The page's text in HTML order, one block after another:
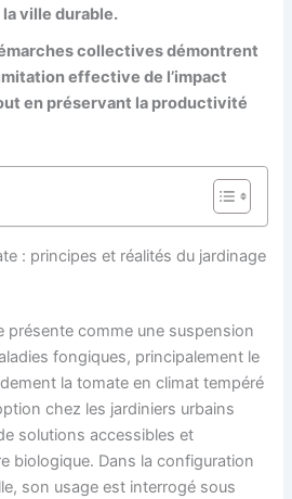
ville durable.
collectives démontrent
effective de l’impact
en préservant la productivité
: principes et réalités du jardinage
présente comme une suspension
fongiques, principalement le
la tomate en climat tempéré
chez les jardiniers urbains
solutions accessibles et
biologique. Dans la configuration
son usage est interrogé sous